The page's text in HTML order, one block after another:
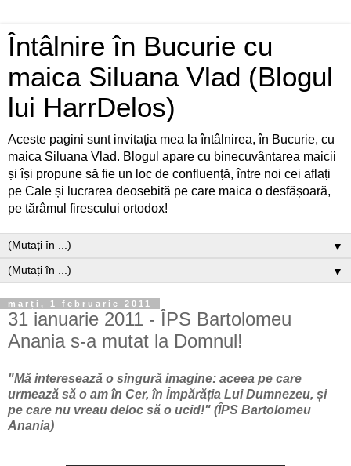
Întâlnire în Bucurie cu
maica Siluana Vlad (Blogul
lui HarrDelos)
Aceste pagini sunt invitația mea la întâlnirea, în Bucurie, cu
maica Siluana Vlad. Blogul apare cu binecuvântarea maicii
și își propune să fie un loc de confluență, între noi cei aflați
pe Cale și lucrarea deosebită pe care maica o desfășoară,
pe tărâmul firescului ortodox!
▼
▼
marți, 1 februarie 2011
31 ianuarie 2011 - ÎPS Bartolomeu
Anania s-a mutat la Domnul!
"Mă interesează o singură imagine: aceea pe care
urmează să o am în Cer, în Împărăția Lui Dumnezeu, și
pe care nu vreau deloc să o ucid!" (ÎPS Bartolomeu
Anania)